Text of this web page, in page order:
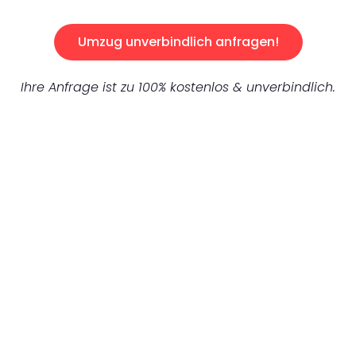
Umzug unverbindlich anfragen!
Ihre Anfrage ist zu 100% kostenlos & unverbindlich.